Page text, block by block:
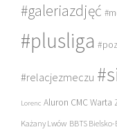
#galeriazdjęć
#plusliga
#relacjezmeczu
Lorenc Aluron CMC Warta
Każany Lwów BBTS Bielsko-